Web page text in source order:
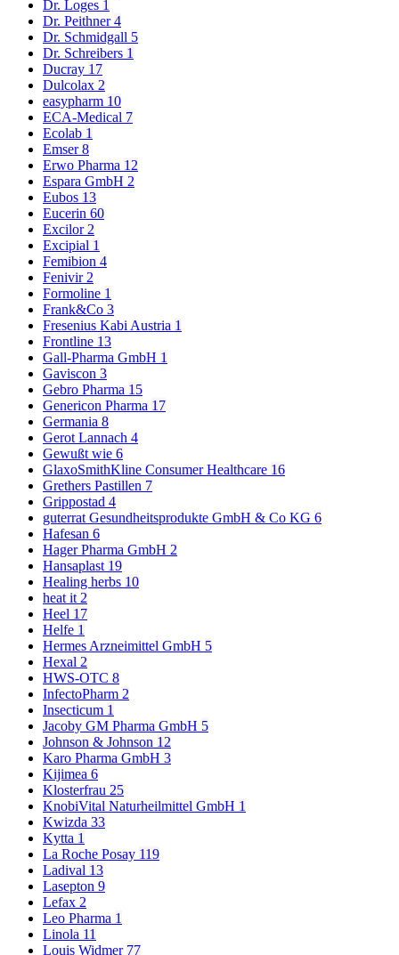
Dr. Loges 1
Dr. Peithner4
Dr. Schmidgall 5
Dr. Schreibers 1
Ducray 17
Dulcolax 2
easypharm 10
ECA-Medical 7
Ecolab 1
Emser8
Erwo Pharma 12
Espara GmbH 2
Eubos 13
Eucerin 60
Excilor 2
Excipial 1
Femibion 4
Fenivir 2
Formoline 1
Frank&Co 3
Fresenius Kabi Austria 1
Frontline 13
Gall-Pharma GmbH 1
Gaviscon 3
Gebro Pharma 15
Genericon Pharma 17
Germania 8
Gerot Lannach 4
Gewußt wie 6
GlaxoSmithKline Consumer Healthcare 16
Grethers Pastillen 7
Grippostad 4
guterrat Gesundheitsprodukte GmbH & Co KG 6
Hafesan 6
Hager Pharma GmbH 2
Hansaplast 19
Healing herbs 10
heat it 2
Heel 17
Helfe 1
Hermes Arzneimittel GmbH 5
Hexal 2
HWS-OTC 8
InfectoPharm 2
Insecticum 1
Jacoby GM Pharma GmbH 5
Johnson & Johnson 12
Karo Pharma GmbH 3
Kijimea 6
Klosterfrau 25
KnobiVital Naturheilmittel GmbH 1
Kwizda 33
Kytta 1
La Roche Posay 119
Ladival 13
Lasepton 9
Lefax 2
Leo Pharma 1
Linola 11
Louis Widmer 77